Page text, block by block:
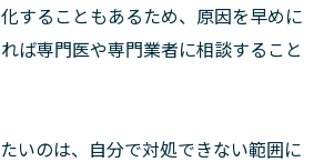
することもあるため、原因を早めに
ば専門医や専門業者に相談すること
いのは、自分で対処できない範囲に